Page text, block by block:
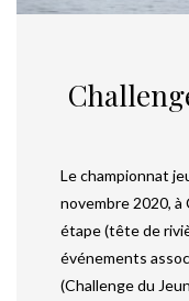
Le championnat
novembre 2020, à
étape (tête de
événements
(Challenge du